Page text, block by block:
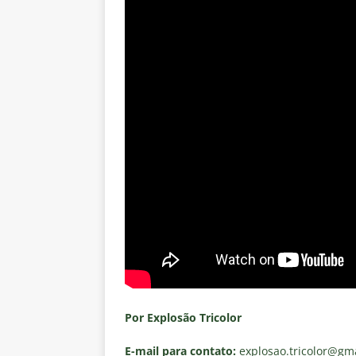
Por Explosão Tricolor
E-mail para contato: explosao.tricolor